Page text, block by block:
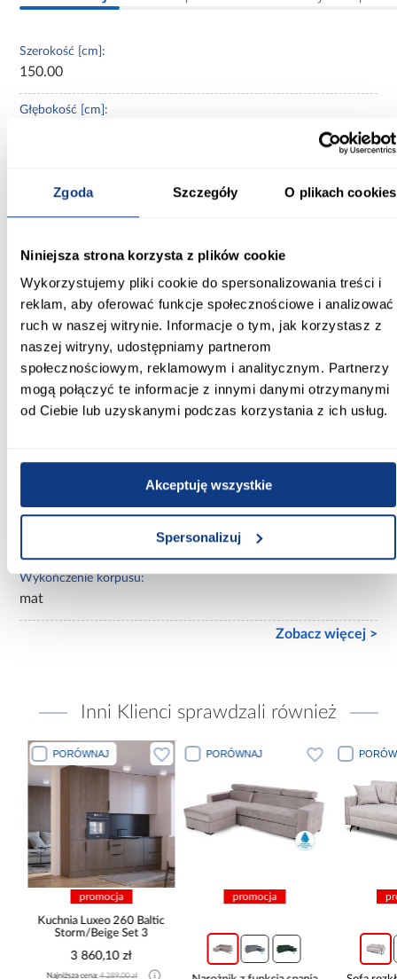
Zgoda Szczegóły O plikach cookies
Niniejsza strona korzysta z plików cookie
Wykorzystujemy pliki cookie do spersonalizowania treści i
reklam, aby oferować funkcje społecznościowe i analizować
ruch w naszej witrynie. Informacje o tym, jak korzystasz z
naszej witryny, udostępniamy partnerom
społecznościowym, reklamowym i analitycznym. Partnerzy
mogą połączyć te informacje z innymi danymi otrzymanymi
od Ciebie lub uzyskanymi podczas korzystania z ich usług.
Akceptuję wszystkie
Spersonalizuj
Szerokość [cm]:
150.00
Głębokość [cm]:
245.50
beżowy
Kolor korpusu:
beżowy
Wybarwienie:
beżowe
Lustro:
Ilość drzwi:
Wykończenie frontów:
Wykończenie korpusu:
mat
Zobacz więcej >
Inni Klienci sprawdzali również
PORÓWNAJ
promocja
Kuchnia Luxeo 260 Baltic
Storm/Beige Set 3
3 860,10 zł
Najniższa cena:4 289,00 zł
PORÓWNAJ
promocja